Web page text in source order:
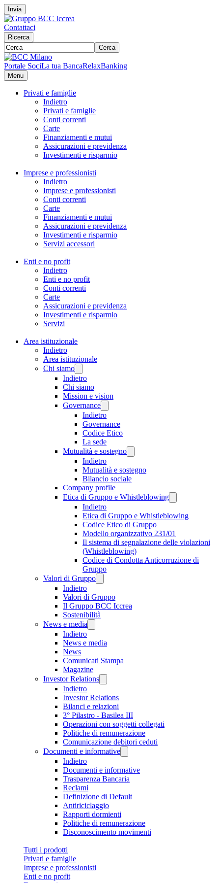
Invia
Contattaci
Ricerca
Cerca
Portale SociLa tua BancaRelaxBanking
Menu
Privati e famiglie
Indietro
Privati e famiglie
Conti correnti
Carte
Finanziamenti e mutui
Assicurazioni e previdenza
Investimenti e risparmio
Imprese e professionisti
Indietro
Imprese e professionisti
Conti correnti
Carte
Finanziamenti e mutui
Assicurazioni e previdenza
Investimenti e risparmio
Servizi accessori
Enti e no profit
Indietro
Enti e no profit
Conti correnti
Carte
Assicurazioni e previdenza
Investimenti e risparmio
Servizi
Area istituzionale
Indietro
Area istituzionale
Chi siamo
Indietro
Chi siamo
Mission e vision
Governance
Indietro
Governance
Codice Etico
La sede
Mutualità e sostegno
Indietro
Mutualità e sostegno
Bilancio sociale
Company profile
Etica di Gruppo e Whistleblowing
Indietro
Etica di Gruppo e Whistleblowing
Codice Etico di Gruppo
Modello organizzativo 231/01
Il sistema di segnalazione delle violazioni
(Whistleblowing)
Codice di Condotta Anticorruzione di
Gruppo
Valori di Gruppo
Indietro
Valori di Gruppo
Il Gruppo BCC Iccrea
Sostenibilità
News e media
Indietro
News e media
News
Comunicati Stampa
Magazine
Investor Relations
Indietro
Investor Relations
Bilanci e relazioni
3° Pilastro - Basilea III
Operazioni con soggetti collegati
Politiche di remunerazione
Comunicazione debitori ceduti
Documenti e informative
Indietro
Documenti e informative
Trasparenza Bancaria
Reclami
Definizione di Default
Antiriciclaggio
Rapporti dormienti
Politiche di remunerazione
Disconoscimento movimenti
Tutti i prodotti
Privati e famiglie
Imprese e professionisti
Enti e no profit